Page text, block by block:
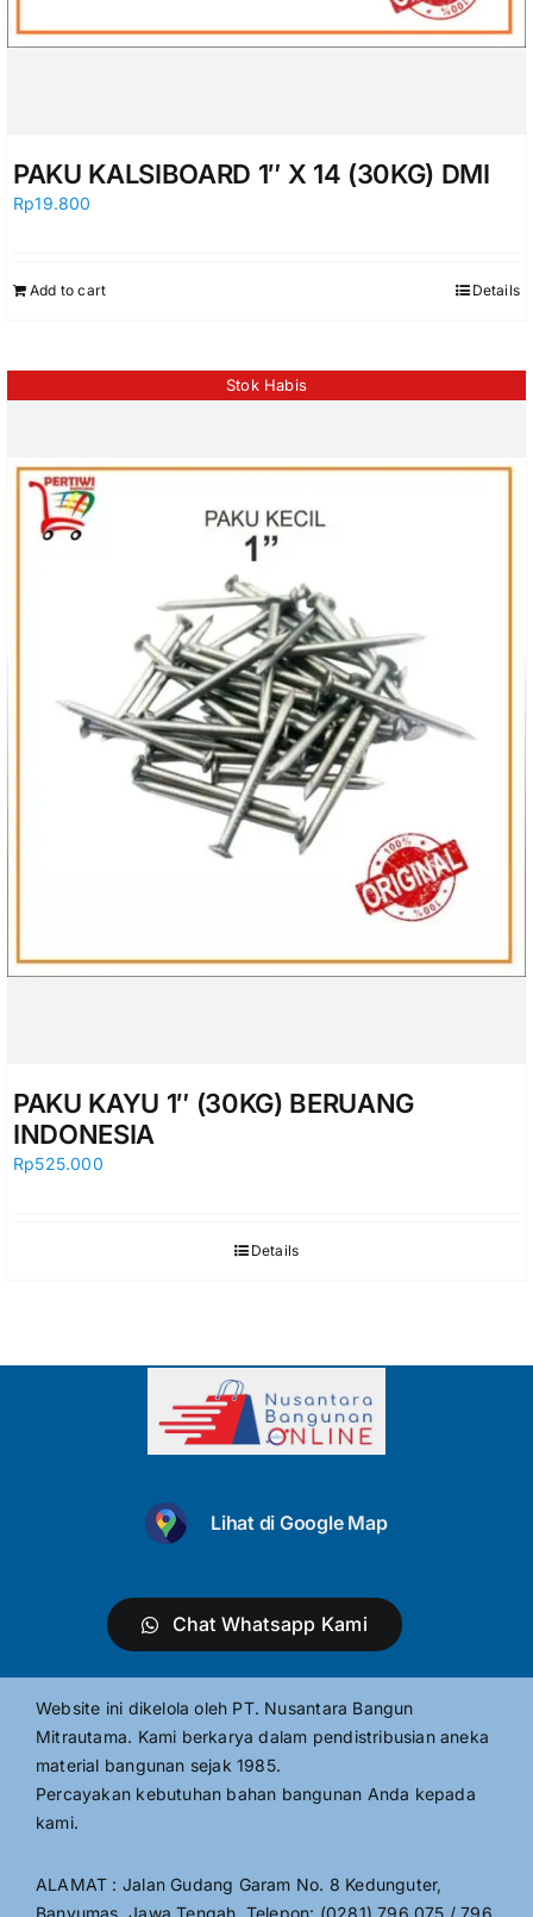
PAKU KALSIBOARD 1″ X 14 (30KG) DMI
Rp19.800
Add to cart Details
Stok Habis
PAKU KAYU 1″ (30KG) BERUANG
INDONESIA
Rp525.000
Details
Lihat di Google Map
Chat Whatsapp Kami
Website ini dikelola oleh PT. Nusantara Bangun
Mitrautama. Kami berkarya dalam pendistribusian aneka
material bangunan sejak 1985.
Percayakan kebutuhan bahan bangunan Anda kepada
kami.
ALAMAT : Jalan Gudang Garam No. 8 Kedunguter,